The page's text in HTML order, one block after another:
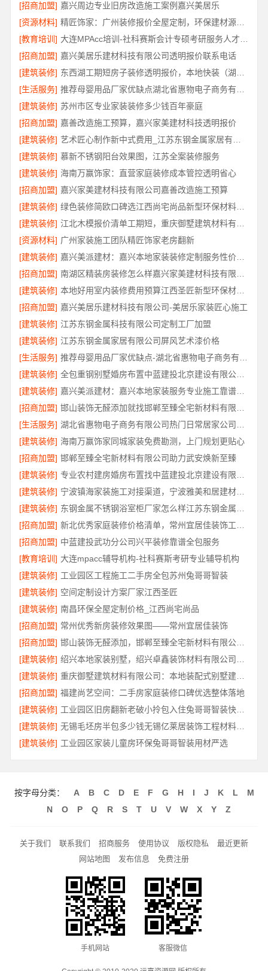
[招商加盟] 嘉兴周边专业旧房改造施工案例嘉兴美居乐
[资源材料]
精匠饰家：广州装修报价全屋定制，环保建材源头管控
[教育培训]
[招商加盟] 嘉兴美居乐建材科技有限公司透明报价联系电话
[建筑装修]
[生活服务]
[建筑装修] 苏州市区专业家装装修多少钱百年豪庭
[招商加盟] 嘉善改造施工预算，嘉兴家美建材科技透明报价
[建筑装修]
[建筑装修] 慕新不锈钢阳台效果图，江苏全案装修服务
[建筑装修] 海南万赢饰家：直营家庭装修成本管控透明省心
[招商加盟] 嘉兴家美建材科技有限公司嘉善改造施工预算
[建筑装修]
绿色装修简欧口碑选江西尚宅尚品新型环保材料有限公司
[建筑装修]
[资源材料] 广州家装施工团队精匠饰家老房翻新
[建筑装修]
嘉兴美派建材：嘉兴本地家装装修定制服务性价比高
[招商加盟]
[建筑装修]
本地好用室内装修费用预算江西圣匠新型环保材料有限公司
[招商加盟] 嘉兴美居乐建材科技有限公司-美居乐家装匠心施工
[建筑装修] 江苏东钢金属科技有限公司定制工厂加盟
[建筑装修] 江苏东钢金属家居有限公司屏风艺术漆价格
[生活服务]
[建筑装修]
全包重钢别墅婚房布置中蓝建投北京建设有限公司四川
[建筑装修]
嘉兴美派建材：嘉兴本地家装服务专业施工靠谱商家
[招商加盟]
[生活服务]
[建筑装修] 海南万赢饰家同城家装免费勘测，上门规划更贴心
[招商加盟] 邯郸至臻全宅新材料有限公司助力武安焕新至臻
[建筑装修]
[建筑装修]
宁波镇海家装施工对接渠道，宁波雅美和居建材科技有限公司
[建筑装修]
[招商加盟]
[招商加盟] 中蓝建投武功分公司兴平装修靠谱全包服务
[教育培训] 大连mpacc辅导机构-社科赛斯考研专业辅导机构
[建筑装修] 工业园区工程施工二手房全包苏州兔哥哥智装
[建筑装修] 空间定制设计方案厂家江西圣匠
[建筑装修] 南昌环保全屋定制价格_江西尚宅尚品
[招商加盟] 常州优秀新房装修效果图——常州宜居佳装饰
[招商加盟]
邯山装饰无醛添加，邯郸至臻全宅新材料有限公司源头环保
[建筑装修]
[建筑装修]
重庆御墅建筑材料有限公司：本地装配式别墅建造零增项
[招商加盟] 福建尚艺空间：二手房家庭装修口碑优选整体落地
[建筑装修]
工业园区旧房翻新老破小拎包入住兔哥哥智装快速交付
[建筑装修]
无锡毛坯房半包多少钱无锡亿莱居装饰工程材料有限公司
[建筑装修] 工业园区家装儿童房环保兔哥哥智装用材严选
按字母分类： A B C D E F G H I J K L
M
N
O P Q R S T U V W X Y Z
关于我们 联系我们 招商服务 使用协议 版权隐私
最近更新
网站地图
发布信息 免费注册
手机网站 客服微信